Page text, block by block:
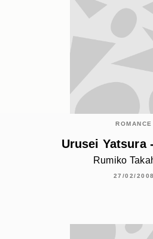
ROMANCE
Urusei Yatsura
Rumiko
27/02/2008